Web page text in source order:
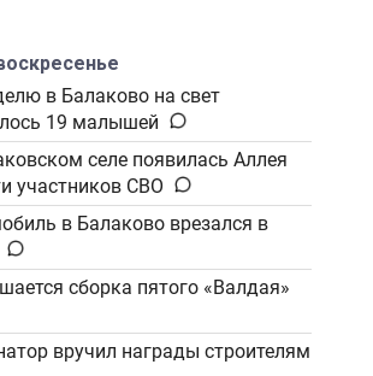
в Балаково на свет
19 малышей
селе появилась Аллея
участников СВО
в Балаково врезался в
сборка пятого «Валдая»
вручил награды строителям